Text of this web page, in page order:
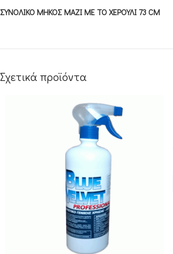
ΣΥΝΟΛΙΚΟ ΜΗΚΟΣ ΜΑΖΙ ΜΕ ΤΟ ΧΕΡΟΥΛΙ 73 CM
Σχετικά προϊόντα